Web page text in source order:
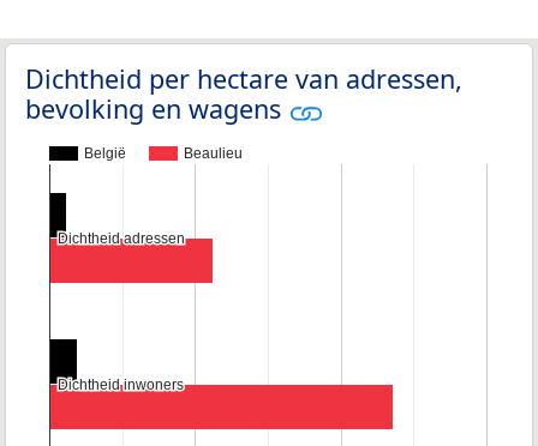
Dichtheid per hectare van adressen,
bevolking en wagens
België Beaulieu
Dichtheid adressen
Dichtheid adressen
Dichtheid inwoners
Dichtheid inwoners